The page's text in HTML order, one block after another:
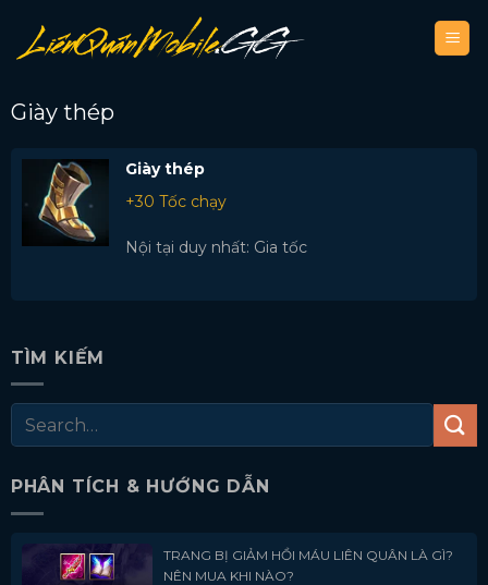
qua
nội
Giày thép
Giày thép
+30 Tốc chạy
Nội tại duy nhất: Gia tốc
TÌM KIẾM
PHÂN TÍCH & HƯỚNG DẪN
TRANG BỊ GIẢM HỒI MÁU LIÊN QUÂN LÀ GÌ?
NÊN MUA KHI NÀO?